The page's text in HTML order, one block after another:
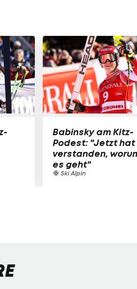
Babinsky am Kitz-
Podest: "Jetzt hat
verstanden,
es geht"
Ski Alpin